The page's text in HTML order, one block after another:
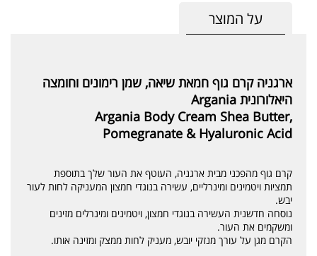
על המוצר
ארגניה קרם גוף חמאת שיאה, שמן רימונים וחומצה
היאלורונית Argania
Argania Body Cream Shea Butter,
Pomegranate & Hyaluronic Acid
קרם גוף מהפכני מבית ארגניה, העוטף את העור שלך בתוספת
תמציות ויטמינים ומינרליים, עשירה בנוגדי חמצון המעניקה לחות לעור
יבש.
נוסחה חדשנית העשירה בנוגדי חמצון, ויטמינים ומינרלים מזינים
ומשקמים את העור.
הקרם מגן על עורך מנזקי יובש, מעניק לחות ממצק ומזינה אותו.